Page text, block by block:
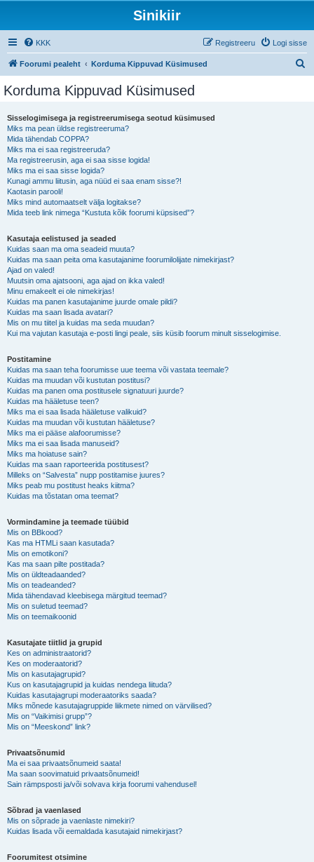
Sinikiir
KKK Logi sisse
Registreeru
Foorumi pealeht Korduma Kippuvad Küsimused
Korduma Kippuvad Küsimused
Sisselogimisega ja registreerumisega seotud küsimused
Miks ma pean üldse registreeruma?
Mida tähendab COPPA?
Miks ma ei saa registreeruda?
Ma registreerusin, aga ei saa sisse logida!
Miks ma ei saa sisse logida?
Kunagi ammu liitusin, aga nüüd ei saa enam sisse?!
Kaotasin parooli!
Miks mind automaatselt välja logitakse?
Mida teeb link nimega “Kustuta kõik foorumi küpsised”?
Kasutaja eelistused ja seaded
Kuidas saan ma oma seadeid muuta?
Kuidas ma saan peita oma kasutajanime foorumilolijate nimekirjast?
Ajad on valed!
Muutsin oma ajatsooni, aga ajad on ikka valed!
Minu emakeelt ei ole nimekirjas!
Kuidas ma panen kasutajanime juurde omale pildi?
Kuidas ma saan lisada avatari?
Mis on mu tiitel ja kuidas ma seda muudan?
Kui ma vajutan kasutaja e-posti lingi peale, siis küsib foorum minult sisselogimise.
Postitamine
Kuidas ma saan teha foorumisse uue teema või vastata teemale?
Kuidas ma muudan või kustutan postitusi?
Kuidas ma panen oma postitusele signatuuri juurde?
Kuidas ma hääletuse teen?
Miks ma ei saa lisada hääletuse valikuid?
Kuidas ma muudan või kustutan hääletuse?
Miks ma ei pääse alafoorumisse?
Miks ma ei saa lisada manuseid?
Miks ma hoiatuse sain?
Kuidas ma saan raporteerida postitusest?
Milleks on “Salvesta” nupp postitamise juures?
Miks peab mu postitust heaks kiitma?
Kuidas ma tõstatan oma teemat?
Vormindamine ja teemade tüübid
Mis on BBkood?
Kas ma HTMLi saan kasutada?
Mis on emotikoni?
Kas ma saan pilte postitada?
Mis on üldteadaanded?
Mis on teadeanded?
Mida tähendavad kleebisega märgitud teemad?
Mis on suletud teemad?
Mis on teemaikoonid
Kasutajate tiitlid ja grupid
Kes on administraatorid?
Kes on moderaatorid?
Mis on kasutajagrupid?
Kus on kasutajagrupid ja kuidas nendega liituda?
Kuidas kasutajagrupi moderaatoriks saada?
Miks mõnede kasutajagruppide liikmete nimed on värvilised?
Mis on “Vaikimisi grupp”?
Mis on “Meeskond” link?
Privaatsõnumid
Ma ei saa privaatsõnumeid saata!
Ma saan soovimatuid privaatsõnumeid!
Sain rämpsposti ja/või solvava kirja foorumi vahendusel!
Sõbrad ja vaenlased
Mis on sõprade ja vaenlaste nimekiri?
Kuidas lisada või eemaldada kasutajaid nimekirjast?
Foorumitest otsimine